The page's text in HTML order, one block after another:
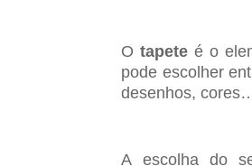
Otapete é o
pode escolher
desenhos,
A escolha do